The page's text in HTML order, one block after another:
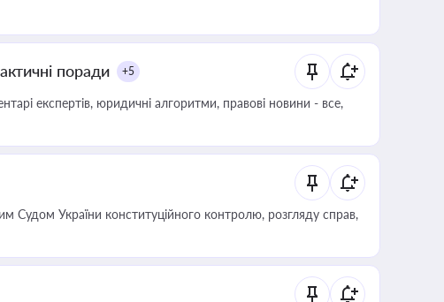
поради +5
експертів, юридичні алгоритми, правові новини - все,
Судом України конституційного контролю, розгляду справ,